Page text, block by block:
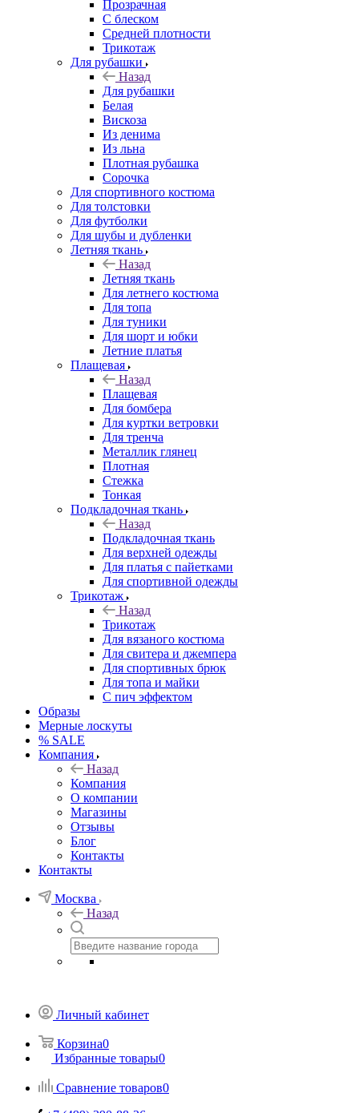
Прозрачная
С блеском
Средней плотности
Трикотаж
Для рубашки
Назад
Для рубашки
Белая
Вискоза
Из денима
Из льна
Плотная рубашка
Сорочка
Для спортивного костюма
Для толстовки
Для футболки
Для шубы и дубленки
Летняя ткань
Назад
Летняя ткань
Для летнего костюма
Для топа
Для туники
Для шорт и юбки
Летние платья
Плащевая
Назад
Плащевая
Для бомбера
Для куртки ветровки
Для тренча
Металлик глянец
Плотная
Стежка
Тонкая
Подкладочная ткань
Назад
Подкладочная ткань
Для верхней одежды
Для платья с пайетками
Для спортивной одежды
Трикотаж
Назад
Трикотаж
Для вязаного костюма
Для свитера и джемпера
Для спортивных брюк
Для топа и майки
С пич эффектом
Образы
Мерные лоскуты
% SALE
Компания
Назад
Компания
О компании
Магазины
Отзывы
Блог
Контакты
Контакты
Москва
Назад
Личный кабинет
Корзина0
Избранные товары0
Сравнение товаров0